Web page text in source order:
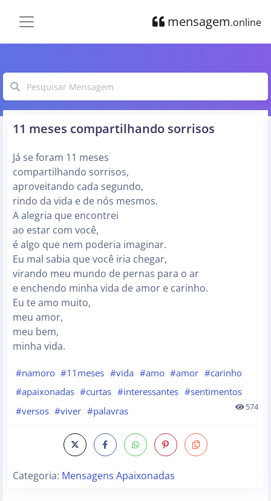
mensagem.online
11 meses compartilhando sorrisos
Já se foram 11 meses
compartilhando sorrisos,
aproveitando cada segundo,
rindo da vida e de nós mesmos.
A alegria que encontrei
ao estar com você,
é algo que nem poderia imaginar.
Eu mal sabia que você iria chegar,
virando meu mundo de pernas para o ar
e enchendo minha vida de amor e carinho.
Eu te amo muito,
meu amor,
meu bem,
minha vida.
#namoro #11meses #vida #amo #amor #carinho
#apaixonadas #curtas #interessantes #sentimentos
#versos #viver #palavras 574
Categoria: Mensagens Apaixonadas